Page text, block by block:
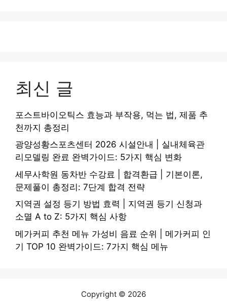
최신 글
포스트바이오틱스 효능과 부작용, 먹는 법, 제품 추
천까지 총정리
광양성황스포츠센터 2026 시설안내 | 실내체육관
리모델링 완료 완벽가이드: 5가지 핵심 변화
세무사학원 동차반 수강료 | 합격환급 | 기본이론,
문제풀이 총정리: 7단계 합격 전략
지역권 설정 등기 방법 효력 | 지역권 등기 신청과
소멸 A to Z: 5가지 핵심 사항
메가커피 추천 메뉴 가성비 음료 순위 | 메가커피 인
기 TOP 10 완벽가이드: 7가지 핵심 메뉴
Copyright © 2026